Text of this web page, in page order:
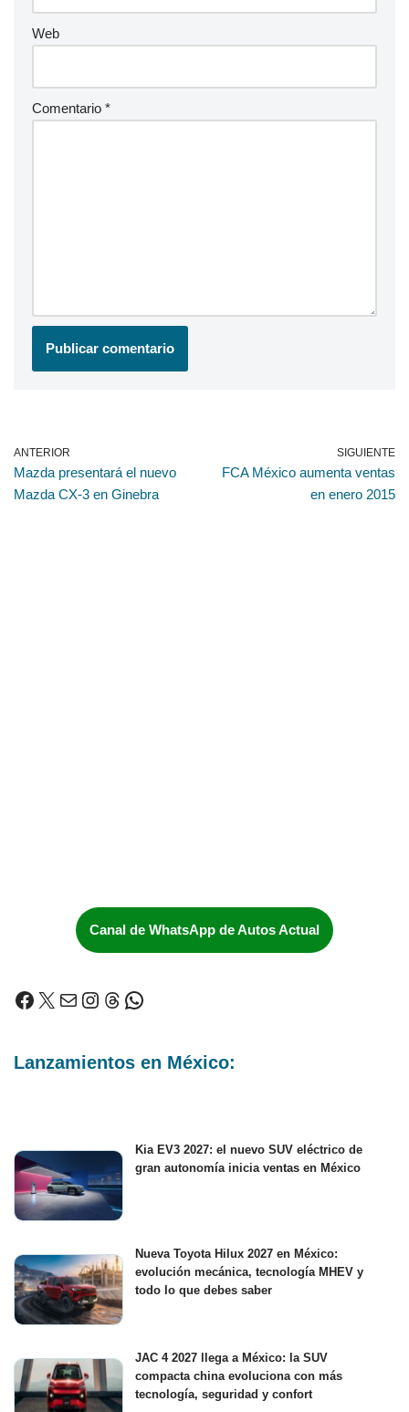
Web
Comentario *
ANTERIOR
Mazda presentará el nuevo
Mazda CX-3 en Ginebra
SIGUIENTE
FCA México aumenta ventas
en enero 2015
Canal de WhatsApp de Autos Actual
Lanzamientos en México:
Kia EV3 2027: el nuevo SUV eléctrico de
gran autonomía inicia ventas en México
Nueva Toyota Hilux 2027 en México:
evolución mecánica, tecnología MHEV y
todo lo que debes saber
JAC 4 2027 llega a México: la SUV
compacta china evoluciona con más
tecnología, seguridad y confort